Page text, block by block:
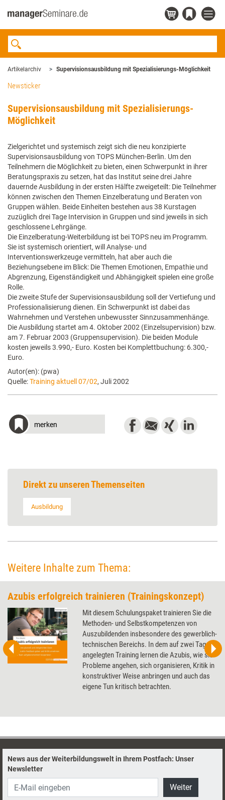
Artikelarchiv Supervisionsausbildung mit Spezialisierungs-Möglichkeit
Newsticker
Supervisionsausbildung mit Spezialisierungs-
Möglichkeit
Zielgerichtet und systemisch zeigt sich die neu konzipierte
Supervisionsausbildung von TOPS München-Berlin. Um den
Teilnehmern die Möglichkeit zu bieten, einen Schwerpunkt in ihrer
Beratungspraxis zu setzen, hat das Institut seine drei Jahre
dauernde Ausbildung in der ersten Hälfte zweigeteilt: Die Teilnehmer
können zwischen den Themen Einzelberatung und Beraten von
Gruppen wählen. Beide Einheiten bestehen aus 38 Kurstagen
zuzüglich drei Tage Intervision in Gruppen und sind jeweils in sich
geschlossene Lehrgänge.
Die Einzelberatung-Weiterbildung ist bei TOPS neu im Programm.
Sie ist systemisch orientiert, will Analyse- und
Interventionswerkzeuge vermitteln, hat aber auch die
Beziehungsebene im Blick: Die Themen Emotionen, Empathie und
Abgrenzung, Eigenständigkeit und Abhängigkeit spielen eine große
Rolle.
Die zweite Stufe der Supervisionsausbildung soll der Vertiefung und
Professionalisierung dienen. Ein Schwerpunkt ist dabei das
Wahrnehmen und Verstehen unbewusster Sinnzusammenhänge.
Die Ausbildung startet am 4. Oktober 2002 (Einzelsupervision) bzw.
am 7. Februar 2003 (Gruppensupervision). Die beiden Module
kosten jeweils 3.990,- Euro. Kosten bei Komplettbuchung: 6.300,-
Euro.
Autor(en): (pwa)
Quelle:Training aktuell 07/02, Juli 2002
merken
Direkt zu unseren Themenseiten
Ausbildung
Weitere Inhalte zum Thema:
Azubis erfolgreich trainieren (Trainingskonzept)
Mit diesem Schulungspaket trainieren Sie die
Methoden- und Selbstkompetenzen von
Auszubildenden insbesondere des gewerblich-
technischen Bereichs. In dem auf zwei Tage
angelegten Training lernen die Azubis, wie sie
Probleme angehen, sich organisieren, Kritik in
konstruktiver Weise anbringen und auch das
eigene Tun kritisch betrachten.
News aus der Weiterbildungswelt in Ihrem Postfach: Unser
Newsletter
Weiter